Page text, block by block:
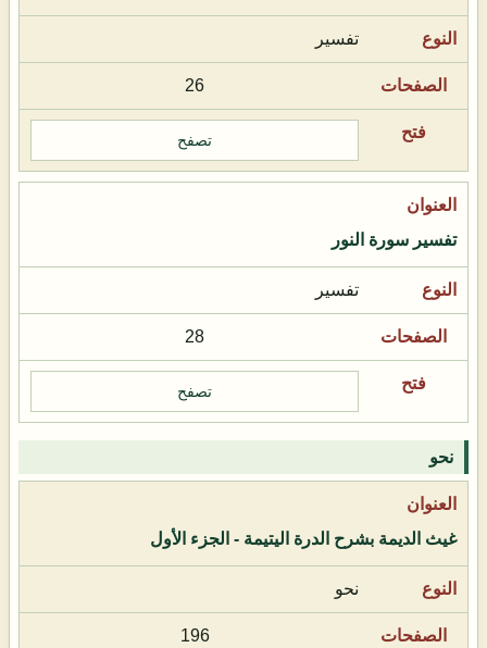
تفسير
26
تصفح
تفسير سورة النور
تفسير
28
تصفح
نحو
غيث الديمة بشرح الدرة اليتيمة - الجزء الأول
نحو
196